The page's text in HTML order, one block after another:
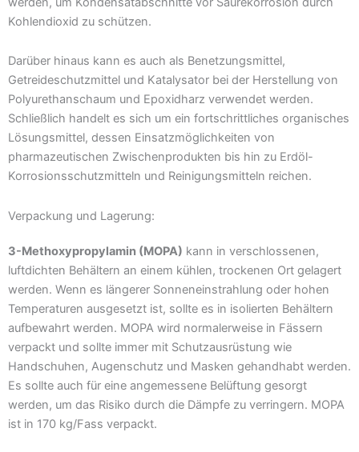
Kohlendioxid zu schützen.
Darüber hinaus kann es auch als Benetzungsmittel,
Getreideschutzmittel und Katalysator bei der Herstellung von
Polyurethanschaum und Epoxidharz verwendet werden.
Schließlich handelt es sich um ein fortschrittliches organisches
Lösungsmittel, dessen Einsatzmöglichkeiten von
pharmazeutischen Zwischenprodukten bis hin zu Erdöl-
Korrosionsschutzmitteln und Reinigungsmitteln reichen.
Verpackung und Lagerung:
3-Methoxypropylamin (MOPA) kann in verschlossenen,
luftdichten Behältern an einem kühlen, trockenen Ort gelagert
werden. Wenn es längerer Sonneneinstrahlung oder hohen
Temperaturen ausgesetzt ist, sollte es in isolierten Behältern
aufbewahrt werden. MOPA wird normalerweise in Fässern
verpackt und sollte immer mit Schutzausrüstung wie
Handschuhen, Augenschutz und Masken gehandhabt werden.
Es sollte auch für eine angemessene Belüftung gesorgt
werden, um das Risiko durch die Dämpfe zu verringern. MOPA
ist in 170 kg/Fass verpackt.